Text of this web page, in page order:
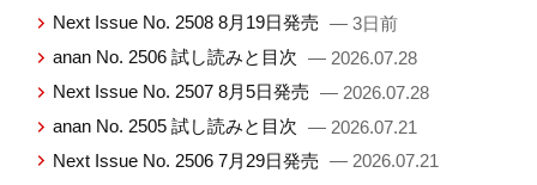
Next Issue No. 2508 8月19日発売 — 3日前
anan No. 2506 試し読みと目次 — 2026.07.28
Next Issue No. 2507 8月5日発売 — 2026.07.28
anan No. 2505 試し読みと目次 — 2026.07.21
Next Issue No. 2506 7月29日発売 — 2026.07.21